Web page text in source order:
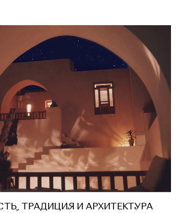
ТРАДИЦИЯ И АРХИТЕКТУРА